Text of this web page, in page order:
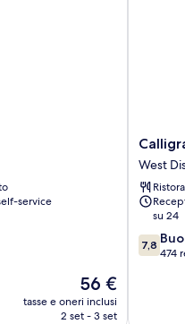
service
Il
prezzo
attuale
56 €
tasse e oneri inclusi
2 set - 3 set
Hotel
West
District
West
su 24
7.8
su
7,8
474